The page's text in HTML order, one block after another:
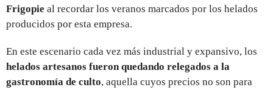
Frigopie al recordar los veranos marcados por los helados
producidos por esta empresa.
En este escenario cada vez más industrial y expansivo, los
helados artesanos fueron quedando relegados a la
gastronomía de culto, aquella cuyos precios no son para